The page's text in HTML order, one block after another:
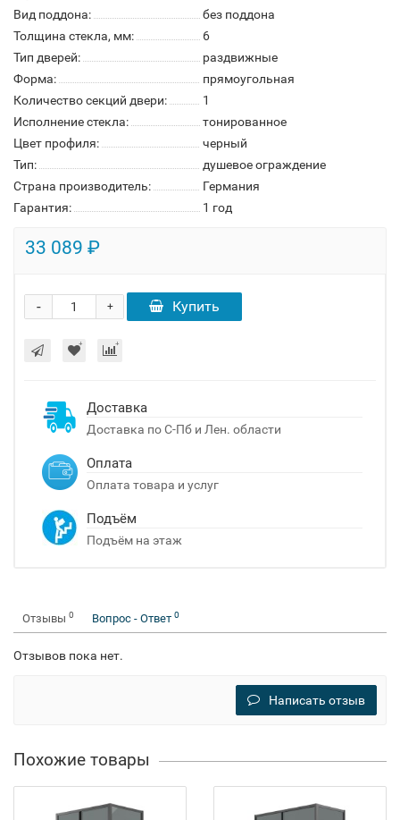
Вид поддона:
без поддона
Толщина стекла, мм:
6
Тип дверей:
раздвижные
Форма:
прямоугольная
Количество секций двери:
1
Исполнение стекла:
тонированное
Цвет профиля:
черный
Тип:
душевое ограждение
Страна производитель:
Германия
Гарантия:
1 год
33 089 ₽
+
- Купить
Доставка
Доставка по С-Пб и Лен. области
Оплата
Оплата товара и услуг
Подъём
Подъём на этаж
Отзывы 0 Вопрос - Ответ 0
Отзывов пока нет.
Написать отзыв
Похожие товары